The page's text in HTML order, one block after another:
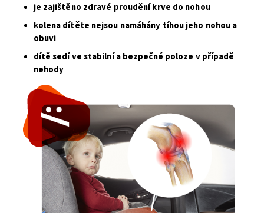
je zajištěno zdravé proudění krve do nohou
kolena dítěte nejsou namáhány tíhou jeho nohou a
obuvi
dítě sedí ve stabilní a bezpečné poloze v případě
nehody